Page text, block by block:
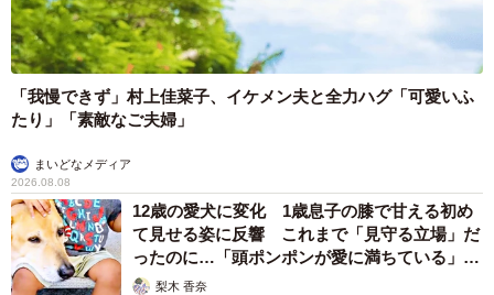
思ったより足が長いんですね 写真提供：日本モンキーセンター
◇ ◇
SNSでは「急に寒くなったから体調に気を付けて」「ワオ
「我慢できず」村上佳菜子、イケメン夫と全力ハグ「可愛いふ
たり」「素敵なご夫婦」
まいどなメディア
2026.08.08
12歳の愛犬に変化 1歳息子の膝で甘える初め
て見せる姿に反響 これまで「見守る立場」だ
ったのに…「頭ポンポンが愛に満ちている」
「尊…」
梨木 香奈